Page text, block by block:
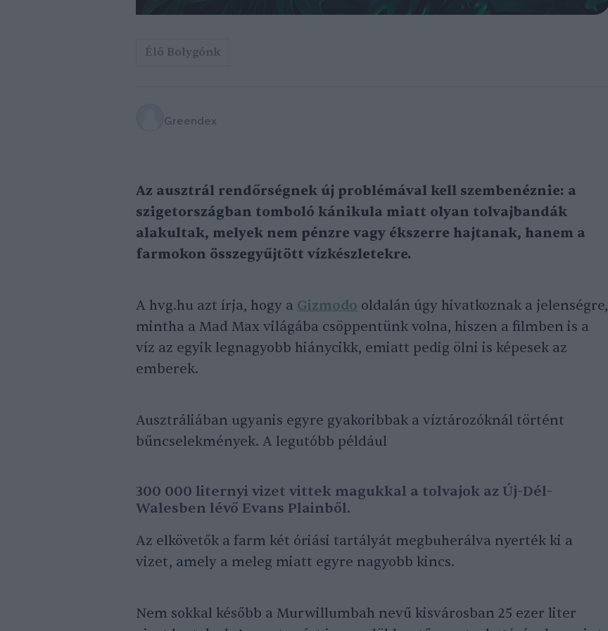
Élő Bolygónk
Greendex
Az ausztrál rendőrségnek új problémával kell szembenéznie: a
szigetországban tomboló kánikula miatt olyan tolvajbandák
alakultak, melyek nem pénzre vagy ékszerre hajtanak, hanem a
farmokon összegyűjtött vízkészletekre.
A hvg.hu azt írja, hogy a Gizmodo oldalán úgy hivatkoznak a jelenségre,
mintha a Mad Max világába csöppentünk volna, hiszen a filmben is a
víz az egyik legnagyobb hiánycikk, emiatt pedig ölni is képesek az
emberek.
Ausztráliában ugyanis egyre gyakoribbak a víztározóknál történt
bűncselekmények. A legutóbb például
300 000 liternyi vizet vittek magukkal a tolvajok az Új-Dél-
Walesben lévő Evans Plainből.
Az elkövetők a farm két óriási tartályát megbuherálva nyerték ki a
vizet, amely a meleg miatt egyre nagyobb kincs.
Nem sokkal később a Murwillumbah nevű kisvárosban 25 ezer liter